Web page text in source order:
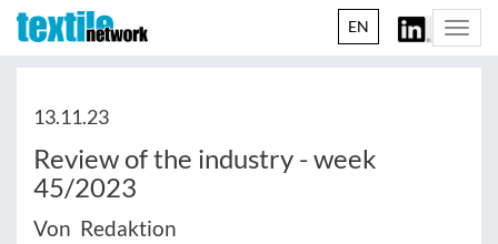
EN
13.11.23
Review of the industry - week
45/2023
Von Redaktion